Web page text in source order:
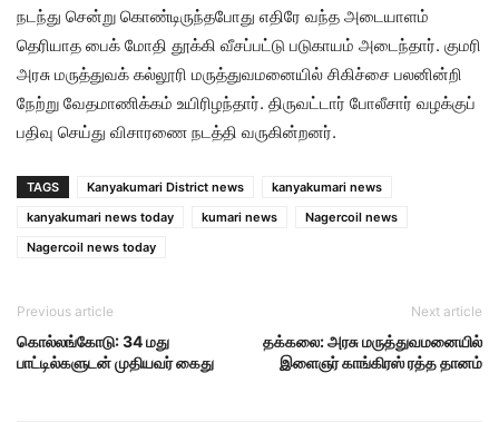
நடந்து சென்று கொண்டிருந்தபோது எதிரே வந்த அடையாளம்
தெரியாத பைக் மோதி தூக்கி வீசப்பட்டு படுகாயம் அடைந்தார். குமரி
அரசு மருத்துவக் கல்லூரி மருத்துவமனையில் சிகிச்சை பலனின்றி
நேற்று வேதமாணிக்கம் உயிரிழந்தார். திருவட்டார் போலீசார் வழக்குப்
பதிவு செய்து விசாரணை நடத்தி வருகின்றனர்.
TAGS Kanyakumari District news
kanyakumari news
kanyakumari news today
kumari news
Nagercoil news
Nagercoil news today
Previous article
கொல்லங்கோடு: 34 மது
பாட்டில்களுடன் முதியவர் கைது
Next article
தக்கலை: அரசு மருத்துவமனையில்
இளைஞர் காங்கிரஸ் ரத்த தானம்